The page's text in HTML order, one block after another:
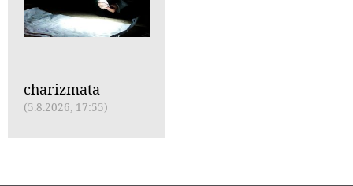
charizmata
(5.8.2026, 17:55)